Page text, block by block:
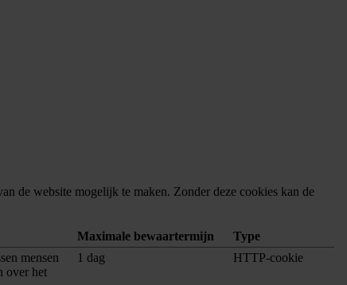
de website mogelijk te maken. Zonder deze cookies kan de
Maximale bewaartermijn Type
mensen
over het
1 dag HTTP-cookie